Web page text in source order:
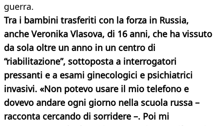
guerra.
Tra i bambini trasferiti con la forza in Russia,
anche Veronika Vlasova, di 16 anni, che ha vissuto
da sola oltre un anno in un centro di
“riabilitazione”, sottoposta a interrogatori
pressanti e a esami ginecologici e psichiatrici
invasivi. «Non potevo usare il mio telefono e
dovevo andare ogni giorno nella scuola russa –
racconta cercando di sorridere –. Poi mi